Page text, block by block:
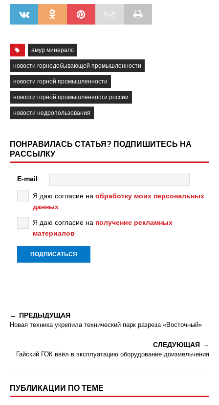
амур минералс
новости горнодобывающей промышленности
новости горной промышленности
новости горной промышленности россии
новости недропользования
ПОНРАВИЛАСЬ СТАТЬЯ? ПОДПИШИТЕСЬ НА
РАССЫЛКУ
E-mail
Я даю согласие на обработку моих персональных
данных
Я даю согласие на получение рекламных
материалов
ПРЕДЫДУЩАЯ
Новая техника укрепила технический парк разреза «Восточный»
СЛЕДУЮЩАЯ
Гайский ГОК ввёл в эксплуатацию оборудование доизмельчения
ПУБЛИКАЦИИ ПО ТЕМЕ